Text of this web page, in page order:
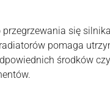
się
pomaga
środków